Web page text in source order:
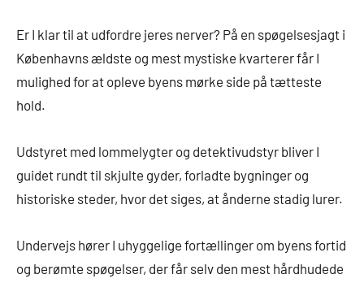
Er I klar til at udfordre jeres nerver? På en spøgelsesjagt i
Københavns ældste og mest mystiske kvarterer får I
mulighed for at opleve byens mørke side på tætteste
hold.
Udstyret med lommelygter og detektivudstyr bliver I
guidet rundt til skjulte gyder, forladte bygninger og
historiske steder, hvor det siges, at ånderne stadig lurer.
Undervejs hører I uhyggelige fortællinger om byens fortid
og berømte spøgelser, der får selv den mest hårdhudede